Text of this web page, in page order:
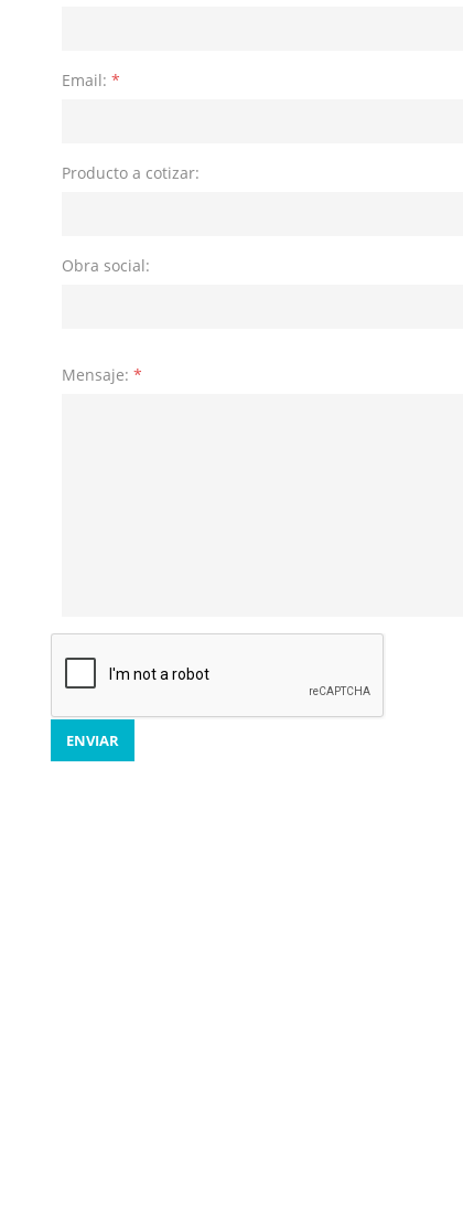
Email: *
Producto a cotizar:
Obra social:
Mensaje: *